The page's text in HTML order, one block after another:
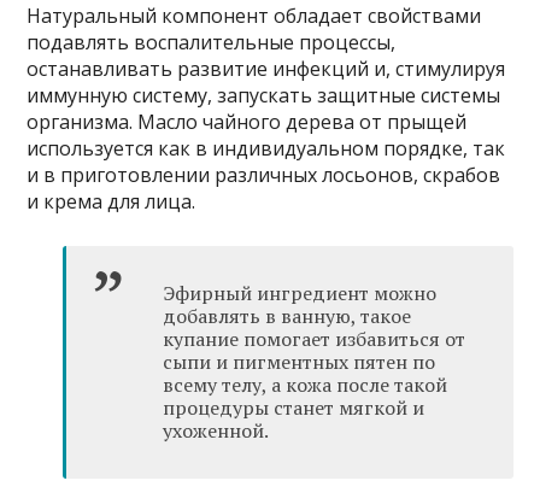
Натуральный компонент обладает свойствами
подавлять воспалительные процессы,
останавливать развитие инфекций и, стимулируя
иммунную систему, запускать защитные системы
организма. Масло чайного дерева от прыщей
используется как в индивидуальном порядке, так
и в приготовлении различных лосьонов, скрабов
и крема для лица.
Эфирный ингредиент можно
добавлять в ванную, такое
купание помогает избавиться от
сыпи и пигментных пятен по
всему телу, а кожа после такой
процедуры станет мягкой и
ухоженной.